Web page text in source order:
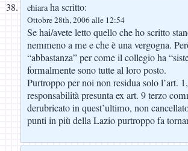
chiaraha scritto:
Ottobre 28th, 2006 alle 12:54
Se hai/avete letto quello che ho scritto
nemmeno a me e che è una vergogna.
“abbastanza” per come il collegio ha
formalmente sono tutte al loro posto.
Purtroppo per noi non residua solo l’art.
responsabilità presunta ex art. 9 terzo
derubricato in quest’ultimo, non
punti in più della Lazio purtroppo fa